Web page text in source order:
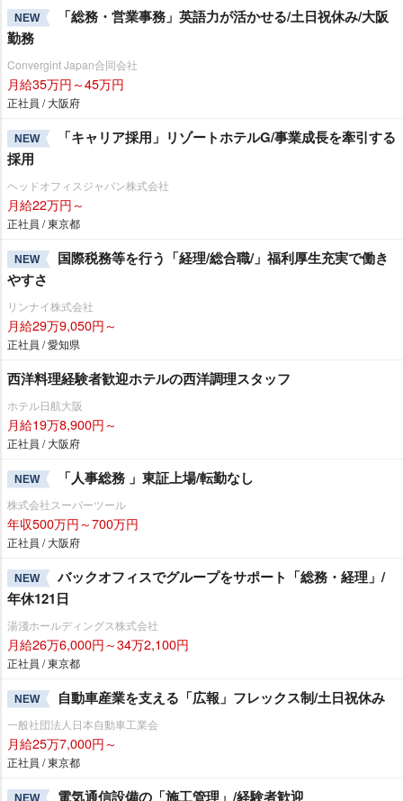
NEW
「総務・営業事務」英語力が活かせる/土日祝休み/大阪
勤務
Convergint Japan合同会社
月給35万円～45万円
正社員 / 大阪府
NEW
「キャリア採用」リゾートホテルG/事業成長を牽引する
採用
ヘッドオフィスジャパン株式会社
月給22万円～
正社員 / 東京都
NEW
国際税務等を行う「経理/総合職/」福利厚生充実で働き
すさ
リンナイ株式会社
月給29万9,050円～
正社員 / 愛知県
西洋料理経験者歓迎ホテルの西洋調理スタッフ
ホテル日航大阪
月給19万8,900円～
正社員 / 大阪府
NEW 「人事総務 」東証上場/転勤なし
株式会社スーパーツール
年収500万円～700万円
正社員 / 大阪府
NEW
バックオフィスでグループをサポート「総務・経理」/
年休121日
湯淺ホールディングス株式会社
月給26万6,000円～34万2,100円
正社員 / 東京都
NEW 自動車産業を支える「広報」フレックス制/土日祝休み
一般社団法人日本自動車工業会
月給25万7,000円～
正社員 / 東京都
NEW 電気通信設備の「施工管理」/経験者歓迎